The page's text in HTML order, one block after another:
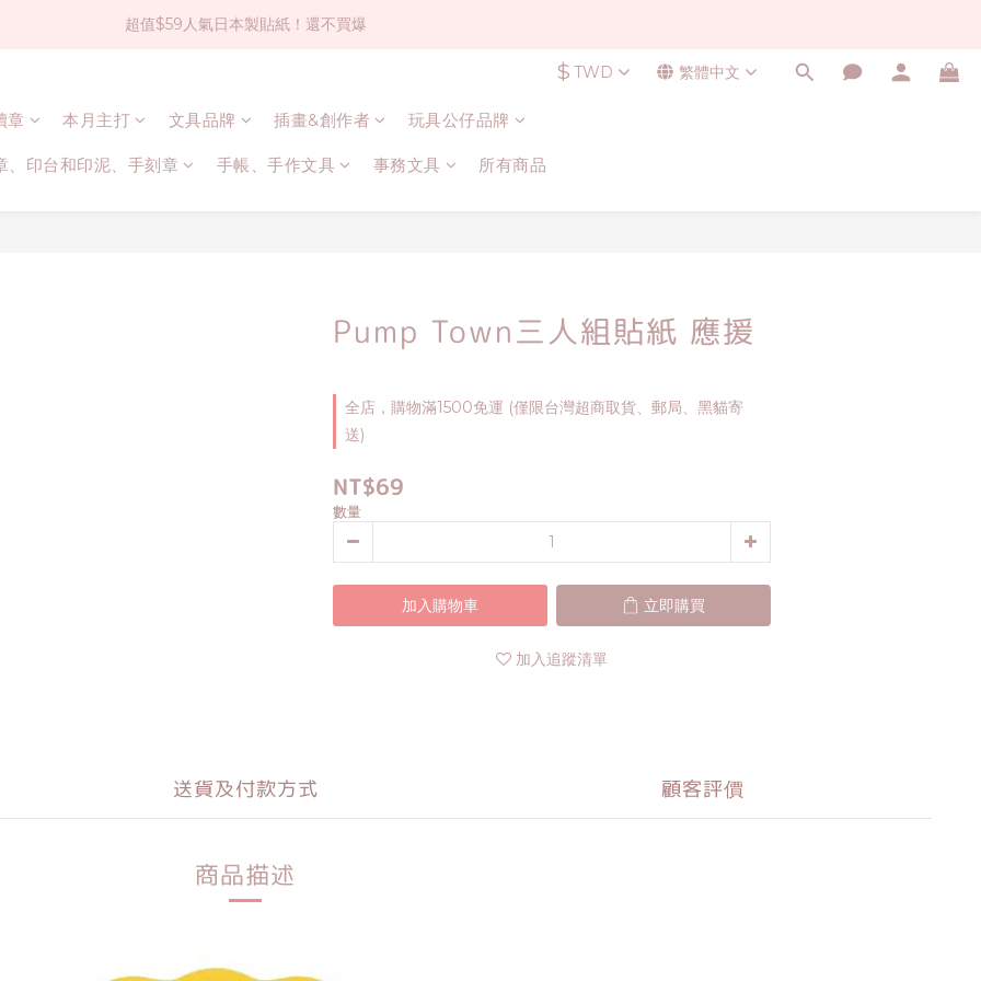
社群大人氣！各種有趣的打洞器
超值$59人氣日本製貼紙！還不買爆
社群大人氣！各種有趣的打洞器
$ TWD 繁體中文
章 本月主打 文具品牌 插畫&創作者 玩具公仔品牌
、印台和印泥、手刻章 手帳、手作文具 事務文具 所有商品
Pump Town三人組貼紙 應援
全店，購物滿1500免運 (僅限台灣超商取貨、郵局、黑貓寄
送)
NT$69
數量
加入購物車 立即購買
加入追蹤清單
送貨及付款方式 顧客評價
商品描述